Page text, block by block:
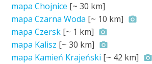
mapa Chojnice [~30 km]
mapa Czarna Woda [~ 10 km]
mapa Czersk [~ 1 km]
mapa Kalisz [~30 km]
mapa Kamień Krajeński [~ 42 km]